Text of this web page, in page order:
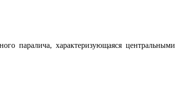
паралича, характеризующаяся центральными